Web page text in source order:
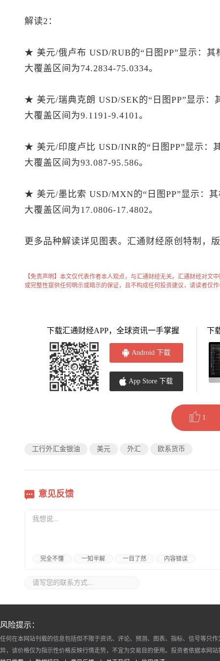
解读2：
★ 美元/俄卢布 USD/RUB的“日图PP”显示：
大覆盖区间为74.2834-75.0334。
★ 美元/瑞典克朗 USD/SEK的“日图PP”显示：
大覆盖区间为9.1191-9.4101。
★ 美元/印度卢比 USD/INR的“日图PP”显示：
大覆盖区间为93.087-95.586。
★ 美元/墨比索 USD/MXN的“日图PP”显示：
大覆盖区间为17.0806-17.4802。
更多品种解读详见图表。汇通财经原创特制，
【免责声明】本文仅代表作者本人观点，与汇通财经无关。汇通财经对文
或完整性提供任何明示或暗示的保证，且不构成任何投资建议，请读者仅
下载汇通财经APP，全球资讯一手掌握
Android 下载
App Store 下载
下
1
工行外汇金银油 美元 外汇 欧系货币
意见反馈
完全不懂 一知半解 一目了然 内容错误
风险提示：
任何在本网站刊载的信息包括但不限于资讯、评论、预测、图表、指标、信号等只
异，该价格仅为指示性价格反映行情走势，不宜为交易目的使用。投资者依据本网